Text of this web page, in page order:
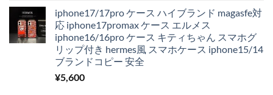
iphone17/17pro ケース ハイブランド magasfe対
応 iphone17promax ケース エルメス
iphone16/16pro ケース キティちゃん スマホグ
リップ付き hermes風 スマホケース iphone15/14
ブランドコピー 安全
¥5,600